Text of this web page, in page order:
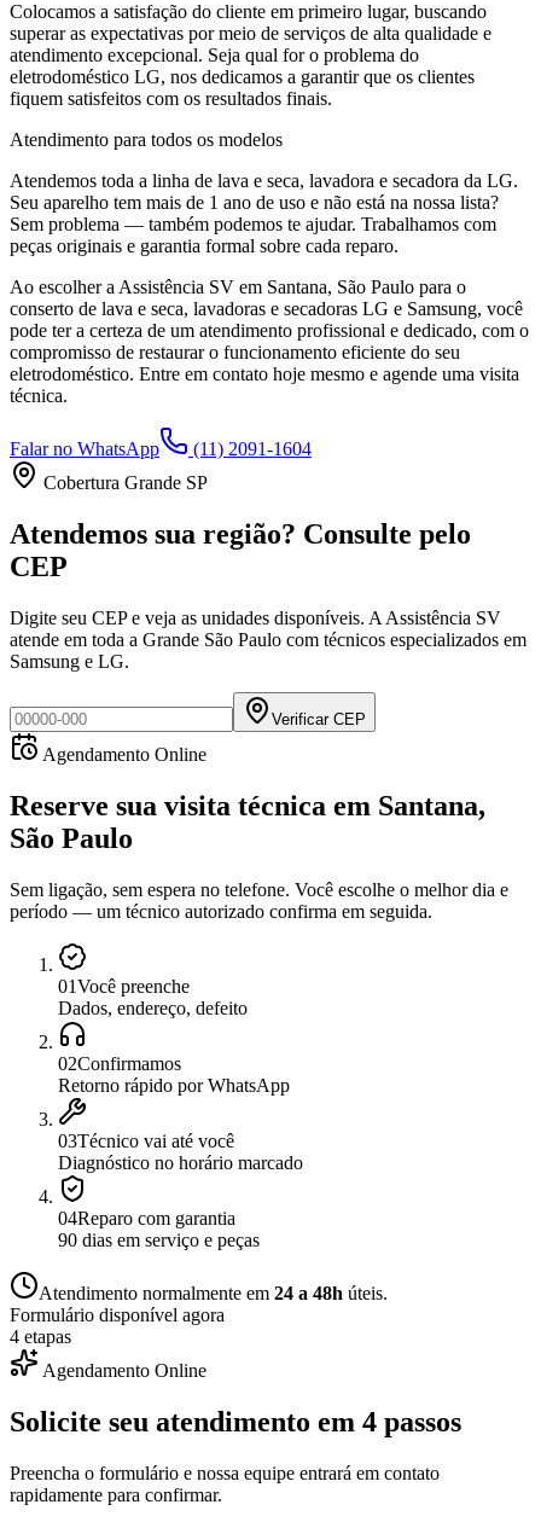
Colocamos a satisfação do cliente em primeiro lugar, buscando
superar as expectativas por meio de serviços de alta qualidade e
atendimento excepcional. Seja qual for o problema do
eletrodoméstico LG, nos dedicamos a garantir que os clientes
fiquem satisfeitos com os resultados finais.
Atendimento para todos os modelos
Atendemos toda a linha de lava e seca, lavadora e secadora da LG.
Seu aparelho tem mais de 1 ano de uso e não está na nossa lista?
Sem problema — também podemos te ajudar. Trabalhamos com
peças originais e garantia formal sobre cada reparo.
Ao escolher a Assistência SV em Santana, São Paulo para o
conserto de lava e seca, lavadoras e secadoras LG e Samsung, você
pode ter a certeza de um atendimento profissional e dedicado, com o
compromisso de restaurar o funcionamento eficiente do seu
eletrodoméstico. Entre em contato hoje mesmo e agende uma visita
técnica.
Falar no WhatsApp
(11) 2091-1604
Cobertura Grande SP
Atendemos sua região? Consulte pelo
CEP
Digite seu CEP e veja as unidades disponíveis. A Assistência SV
atende em toda a Grande São Paulo com técnicos especializados em
Samsung e LG.
Verificar CEP
Agendamento Online
Reserve sua visita técnica em Santana,
São Paulo
Sem ligação, sem espera no telefone. Você escolhe o melhor dia e
período — um técnico autorizado confirma em seguida.
01Você preenche
Dados, endereço, defeito
02Confirmamos
Retorno rápido por WhatsApp
03Técnico vai até você
Diagnóstico no horário marcado
04Reparo com garantia
90 dias em serviço e peças
Atendimento normalmente em 24 a 48h úteis.
Formulário disponível agora
4 etapas
Agendamento Online
Solicite seu atendimento em 4 passos
Preencha o formulário e nossa equipe entrará em contato
rapidamente para confirmar.